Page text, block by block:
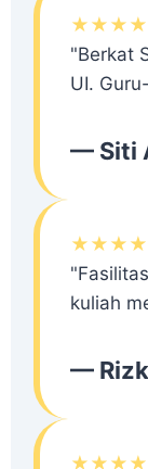
"Berkat
UI.
— Siti
kuliah
—